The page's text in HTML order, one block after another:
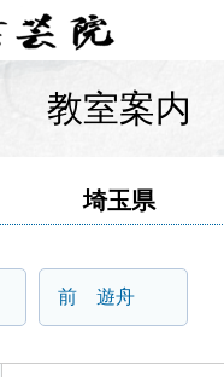
教室案内
埼玉県
前 遊舟